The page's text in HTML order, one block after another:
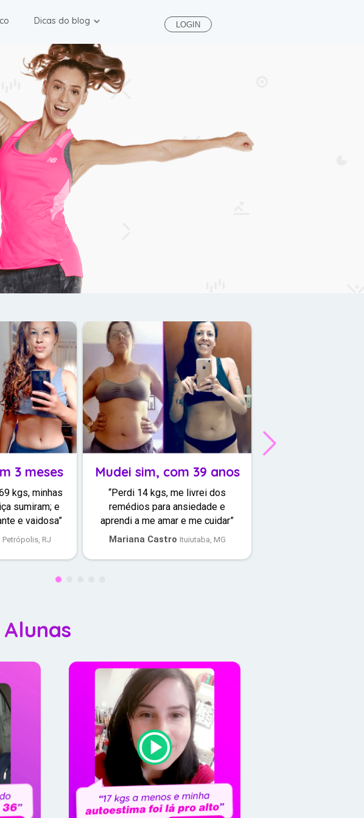
Dicas do blog LOGIN
3 meses
kgs, minhas
sumiram; e
e vaidosa”
Petrópolis, RJ
Mudei sim, com 39 anos
“Perdi 14 kgs, me livrei dos
remédios para ansiedade e
aprendi a me amar e me cuidar”
Mariana Castro Ituiutaba, MG